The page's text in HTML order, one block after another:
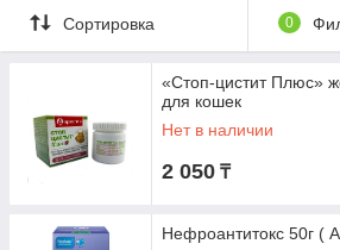
Сортировка 0
«Стоп-цистит Плюс»
для кошек
Нет в наличии
2 050 ₸
Нефроантитокс 50г (